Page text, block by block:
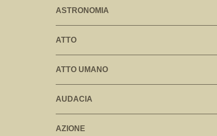
ASTRONOMIA
ATTO
ATTO UMANO
AUDACIA
AZIONE